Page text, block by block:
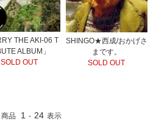
THE AKI-06 T
ALBUM」
SOLD OUT
SHINGO★西成/おかげさ
まです。
SOLD OUT
商品 1 - 24 表示